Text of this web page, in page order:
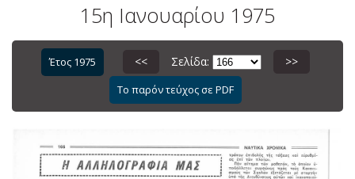
15η Ιανουαρίου 1975
Έτος 1975 << Σελίδα: >>
Το παρόν τεύχος σε PDF